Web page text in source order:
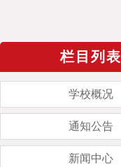
栏目列表
学校概况
通知公告
新闻中心